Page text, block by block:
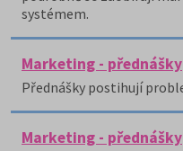
systémem.
Marketing - přednášky
Přednášky postihují
Marketing - přednášky